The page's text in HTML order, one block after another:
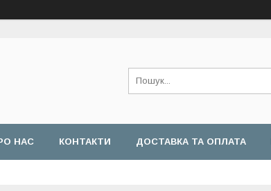
НАС КОНТАКТИ ДОСТАВКА ТА ОПЛАТА